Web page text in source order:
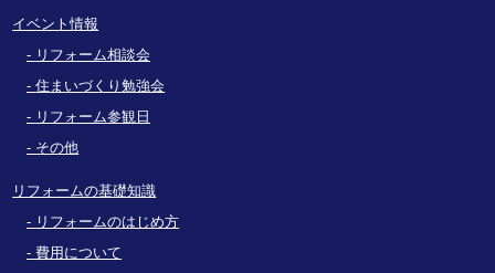
イベント情報
リフォーム相談会
住まいづくり勉強会
リフォーム参観日
その他
リフォームの基礎知識
リフォームのはじめ方
費用について